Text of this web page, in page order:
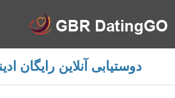
دوستیابی آنلاین رایگان